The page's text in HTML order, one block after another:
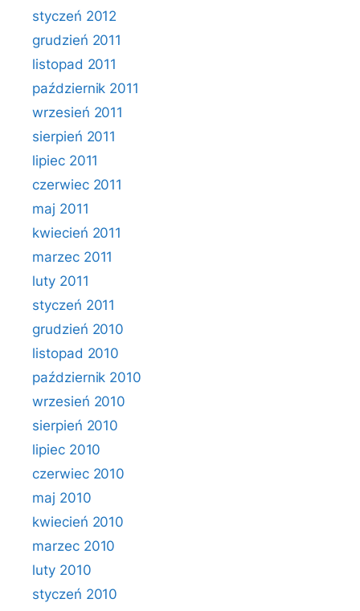
styczeń 2012
grudzień 2011
listopad 2011
październik 2011
wrzesień 2011
sierpień 2011
lipiec 2011
czerwiec 2011
maj 2011
kwiecień 2011
marzec 2011
luty 2011
styczeń 2011
grudzień 2010
listopad 2010
październik 2010
wrzesień 2010
sierpień 2010
lipiec 2010
czerwiec 2010
maj 2010
kwiecień 2010
marzec 2010
luty 2010
styczeń 2010